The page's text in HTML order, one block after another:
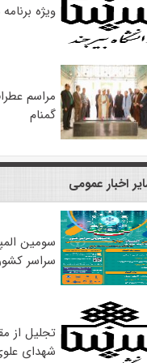
ویژه
مراسم
گمنام
اخبار عمومی
سومین
سراسر
تجلیل از
شهدای